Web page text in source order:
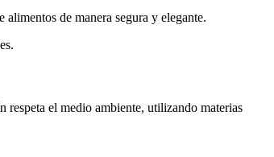
de manera segura y elegante.
el medio ambiente, utilizando materias